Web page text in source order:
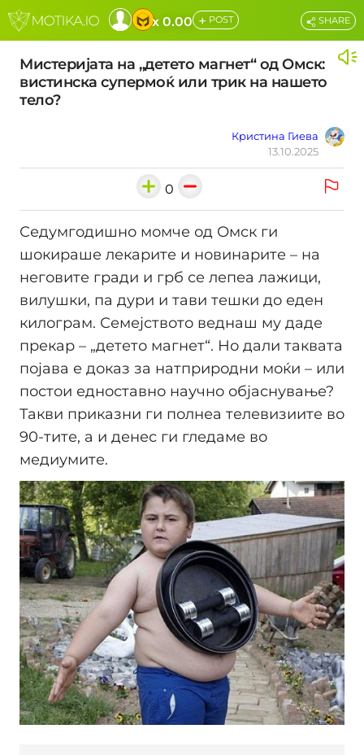
x 0.00 + POST
Мистеријата на „детето магнет“ од Омск:
вистинска супермоќ или трик на нашето
тело?
Кристина Гиева
13.10.2025
SHARE
0
Седумгодишно момче од Омск ги
шокираше лекарите и новинарите – на
неговите гради и грб се лепеа лажици,
вилушки, па дури и тави тешки до еден
килограм. Семејството веднаш му даде
прекар – „детето магнет“. Но дали таквата
појава е доказ за натприродни моќи – или
постои едноставно научно објаснување?
Такви приказни ги полнеа телевизиите во
90-тите, а и денес ги гледаме во
медиумите.